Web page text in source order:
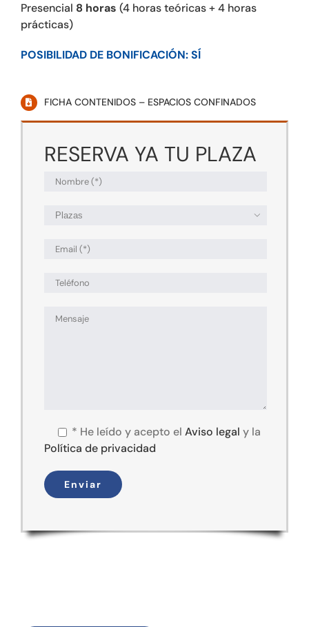
Presencial 8 horas (4 horas teóricas + 4 horas
prácticas)
POSIBILIDAD DE BONIFICACIÓN: SÍ
FICHA CONTENIDOS – ESPACIOS CONFINADOS
RESERVA YA TU PLAZA

* He leído y acepto el Aviso legal y la
Política de privacidad